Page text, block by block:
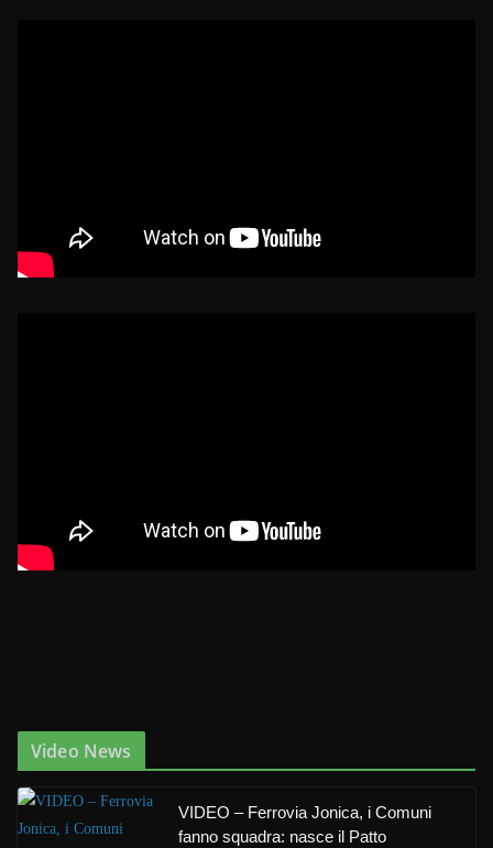
Video News
VIDEO – Ferrovia Jonica, i Comuni
fanno squadra: nasce il Patto